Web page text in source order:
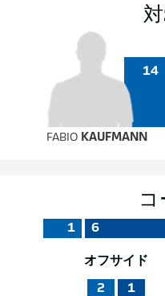
14
FABIO KAUFMANN
1 6
オフサイド
2 1